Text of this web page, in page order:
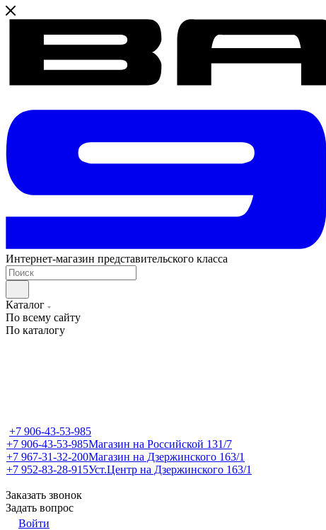
Интернет-магазин представительского класса
Каталог
По всему сайту
По каталогу
+7 906-43-53-985
+7 906-43-53-985Магазин на Российской 131/7
+7 967-31-32-200Магазин на Дзержинского 163/1
+7 952-83-28-915Уст.Центр на Дзержинского 163/1
Заказать звонок
Задать вопрос
Войти